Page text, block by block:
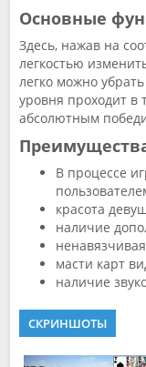
Основные
Здесь, нажав на
легкостью
легко можно
уровня проходит в
абсолютным
В процессе
красота
наличие
масти карт
наличие
СКРИНШОТЫ